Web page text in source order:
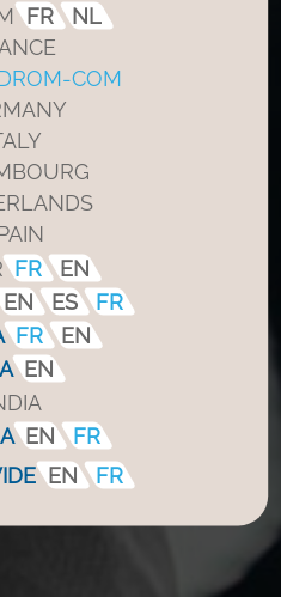
FR
NL
COM
FR
EN
EN ES
FR
FR
EN
EN
EN
FR
EN FR